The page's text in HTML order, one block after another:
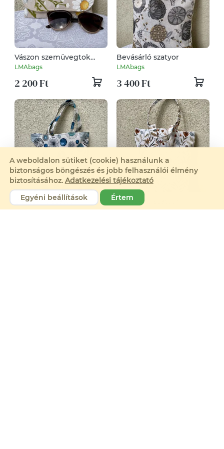
Vászon szemüvegtok
mintás
LMAbags
2 200 Ft
Bevásárló szatyor
LMAbags
3 400 Ft
Bevásárló szatyor
LMAbags
Bevásárló szatyor
LMAbags
A weboldalon sütiket (cookie) használunk a
biztonságos böngészés és jobb felhasználói élmény
biztosításához. Adatkezelési tájékoztató
Egyéni beállítások
Értem